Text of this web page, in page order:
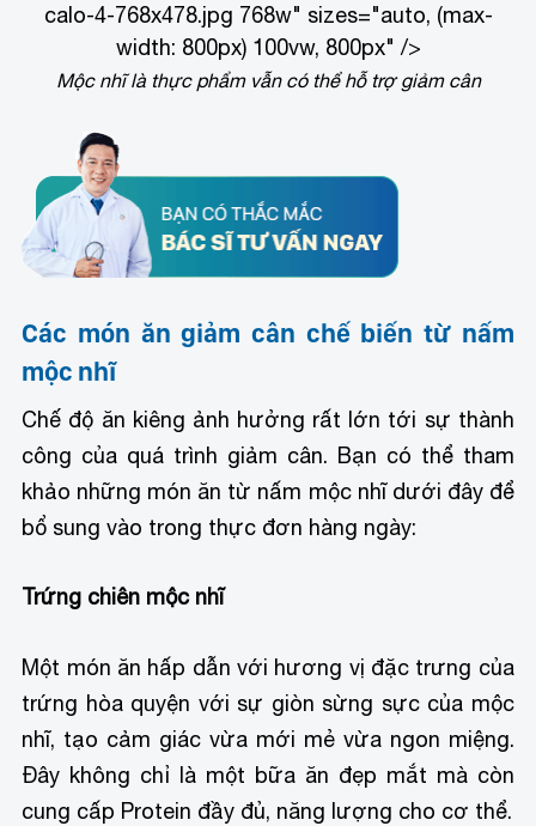
calo-4-768x478.jpg 768w" sizes="auto, (max-
width: 800px) 100vw, 800px" />
Mộc nhĩ là thực phẩm vẫn có thể hỗ trợ giảm cân
Các món ăn giảm cân chế biến từ nấm
mộc nhĩ
Chế độ ăn kiêng ảnh hưởng rất lớn tới sự thành
công của quá trình giảm cân. Bạn có thể tham
khảo những món ăn từ nấm mộc nhĩ dưới đây để
bổ sung vào trong thực đơn hàng ngày:
Trứng chiên mộc nhĩ
Một món ăn hấp dẫn với hương vị đặc trưng của
trứng hòa quyện với sự giòn sừng sực của mộc
nhĩ, tạo cảm giác vừa mới mẻ vừa ngon miệng.
Đây không chỉ là một bữa ăn đẹp mắt mà còn
cung cấp Protein đầy đủ, năng lượng cho cơ thể.